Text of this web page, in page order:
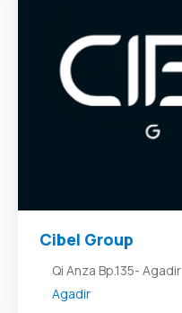
Cibel Group
Qi Anza Bp.135- Agadir
Agadir